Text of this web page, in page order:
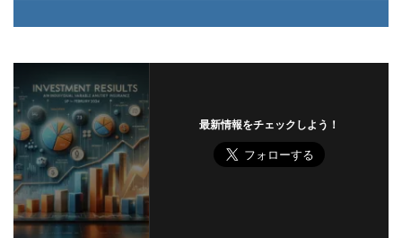
最新情報をチェックしよう！